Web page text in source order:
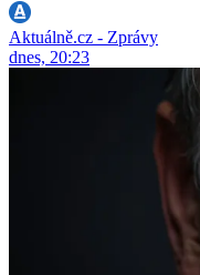
Aktuálně.cz - Zprávy
dnes, 20:23